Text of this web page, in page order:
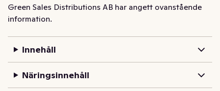
Genom en noggrant utvecklad process hos Valio® har
laktosen tagits bort från mjölken, utan att mjölken
procent laktos per 100 gram. Så nu kan även du som
Green Sales Distributions AB har angett ovanstående
information.
Innehåll
Näringsinnehåll